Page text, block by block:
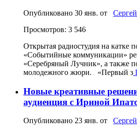
Опубликовано 30 янв. от
Просмотров: 3 546
Открытая радиостудия на катке
«Событийные коммуникации»
«Серебряный Лучник», а также
молодежного жюри. «Первый з
Новые креативные
аудиенция с Ириной
Опубликовано 23 янв. от